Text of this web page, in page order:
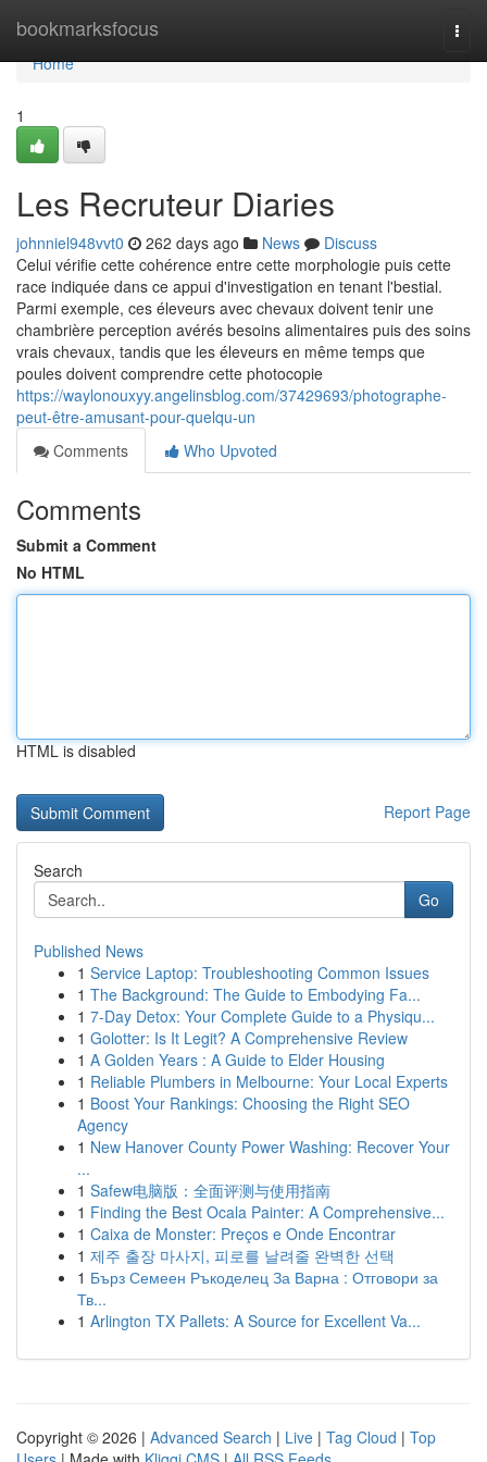
bookmarksfocus
Home
Home
1
Les Recruteur Diaries
johnniel948vvt0 262 days ago News
Discuss
Celui vérifie cette cohérence entre cette morphologie puis cette
race indiquée dans ce appui d'investigation en tenant l'bestial.
Parmi exemple, ces éleveurs avec chevaux doivent tenir une
chambrière perception avérés besoins alimentaires puis des soins
vrais chevaux, tandis que les éleveurs en même temps que
poules doivent comprendre cette photocopie
https://waylonouxyy.angelinsblog.com/37429693/photographe-
peut-être-amusant-pour-quelqu-un
Comments
Who Upvoted
Comments
Submit a Comment
No HTML
HTML is disabled
Report Page
Search
Go
Published News
1 Service Laptop: Troubleshooting Common Issues
1 The Background: The Guide to Embodying Fa...
1 7-Day Detox: Your Complete Guide to a Physiqu...
1 Golotter: Is It Legit? A Comprehensive Review
1 A Golden Years : A Guide to Elder Housing
1 Reliable Plumbers in Melbourne: Your Local Experts
1 Boost Your Rankings: Choosing the Right SEO
Agency
1 New Hanover County Power Washing: Recover Your
...
1 Safew电脑版：全面评测与使用指南
1 Finding the Best Ocala Painter: A Comprehensive...
1 Caixa de Monster: Preços e Onde Encontrar
1 제주 출장 마사지, 피로를 날려줄 완벽한 선택
1 Бърз Семеен Ръкоделец За Варна : Отговори за
Тв...
1 Arlington TX Pallets: A Source for Excellent Va...
Copyright © 2026 | Advanced Search | Live | Tag Cloud | Top